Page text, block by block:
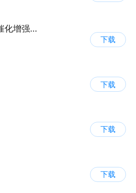
车辆动力催化增强系统
下载
下载
下载
下载